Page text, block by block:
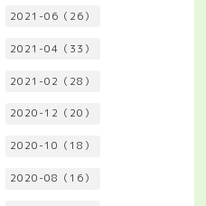
2021-06（26）
2021-04（33）
2021-02（28）
2020-12（20）
2020-10（18）
2020-08（16）